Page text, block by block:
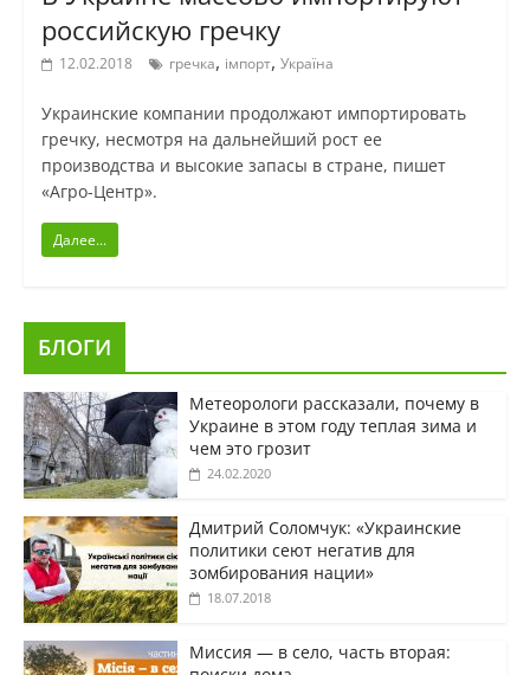
российскую гречку
12.02.2018 гречка, імпорт, Україна
Украинские компании продолжают импортировать
гречку, несмотря на дальнейший рост ее
производства и высокие запасы в стране, пишет
«Агро-Центр».
Далее...
БЛОГИ
Метеорологи рассказали, почему в
Украине в этом году теплая зима и
чем это грозит
24.02.2020
Дмитрий Соломчук: «Украинские
политики сеют негатив для
зомбирования нации»
18.07.2018
Миссия — в село, часть вторая: